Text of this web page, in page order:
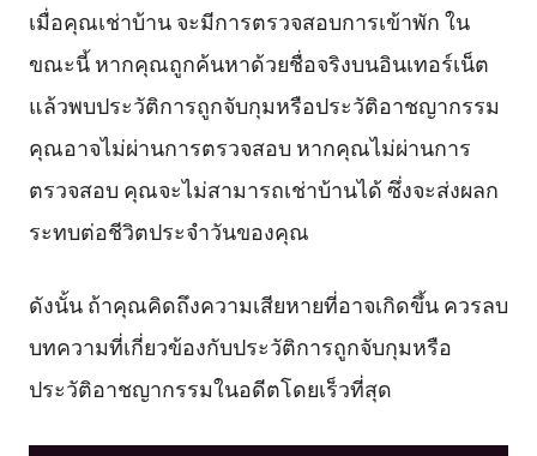
เมื่อคุณเช่าบ้าน จะมีการตรวจสอบการเข้าพัก ใน
ขณะนี้ หากคุณถูกค้นหาด้วยชื่อจริงบนอินเทอร์เน็ต
แล้วพบประวัติการถูกจับกุมหรือประวัติอาชญากรรม
คุณอาจไม่ผ่านการตรวจสอบ หากคุณไม่ผ่านการ
ตรวจสอบ คุณจะไม่สามารถเช่าบ้านได้ ซึ่งจะส่งผลก
ระทบต่อชีวิตประจำวันของคุณ
ดังนั้น ถ้าคุณคิดถึงความเสียหายที่อาจเกิดขึ้น ควรลบ
บทความที่เกี่ยวข้องกับประวัติการถูกจับกุมหรือ
ประวัติอาชญากรรมในอดีตโดยเร็วที่สุด